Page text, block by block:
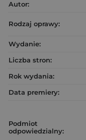
Autor:
Rodzaj oprawy:
Wydanie:
Liczba stron:
Rok wydania:
Data premiery:
Podmiot
odpowiedzialny: